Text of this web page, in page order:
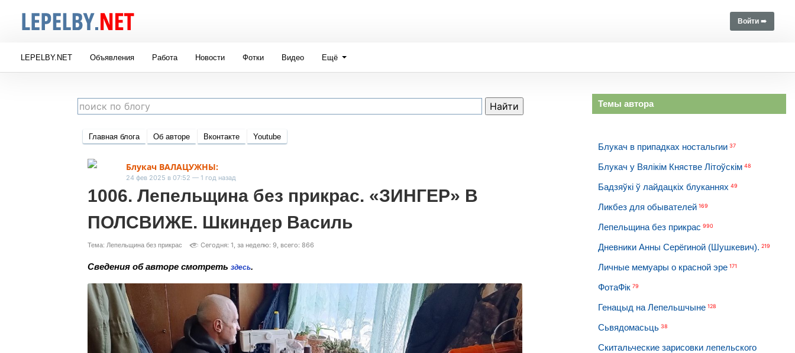
Войти ➠
LEPELBY.NET Объявления Работа Новости Фотки Видео Ещё
Главная блога Об авторе Вконтакте Youtube
Блукач ВАЛАЦУЖНЫ:
24 фев 2025 в 07:52 — 1 год назад
1006. Лепельщина без прикрас. «ЗИНГЕР» В
ПОЛСВИЖЕ. Шкиндер Василь
Тема: Лепельщина без прикрас Сегодня: 1, за неделю: 9, всего: 866
Сведения об авторе смотреть здесь.
Темы автора
Блукач в припадках ностальгии 37
Блукач у Вялікім Княстве Літоўскім 48
Бадзяўкі ў лайдацкіх блуканнях 49
Ликбез для обывателей 169
Лепельщина без прикрас 990
Дневники Анны Серёгиной (Шушкевич). 219
Личные мемуары о красной эре 171
ФотаФік 79
Генацыд на Лепельшчыне 128
Сьвядомасьць 38
Скитальческие зарисовки лепельского